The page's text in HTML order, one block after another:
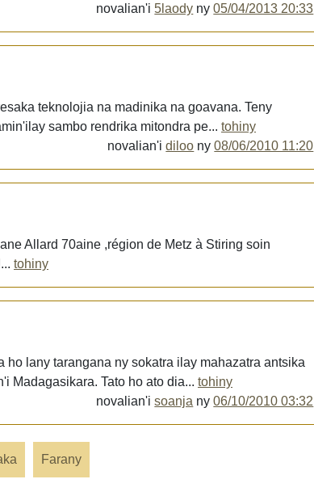
novalian'i 5laody ny05/04/2013 20:33
teknolojia na madinika na goavana. Teny
sambo rendrika mitondra pe... tohiny
novalian'idiloo ny08/06/2010 11:20
Allard 70aine ,région de Metz à Stiring soin
tohiny
lany tarangana ny sokatra ilay mahazatra antsika
Madagasikara. Tato ho ato dia... tohiny
novalian'isoanja ny06/10/2010 03:32
Farany